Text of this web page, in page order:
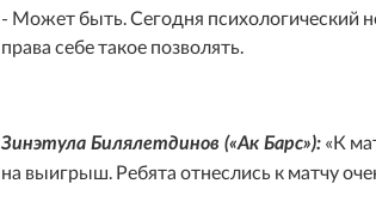
- Может быть. Сегодня психологический
права себе такое позволять.
Зинэтула Билялетдинов («Ак Барс»): «К
на выигрыш. Ребята отнеслись к матчу